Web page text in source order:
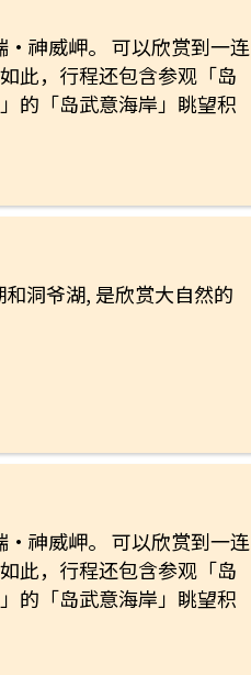
‧神威岬。 可以欣赏到一连
此，行程还包含参观「岛
的「岛武意海岸」眺望积
洞爷湖, 是欣赏大自然的
‧神威岬。 可以欣赏到一连
此，行程还包含参观「岛
的「岛武意海岸」眺望积